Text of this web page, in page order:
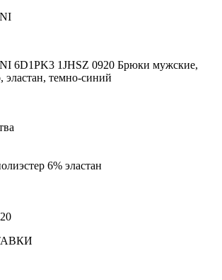
6D1PK3 1JHSZ 0920 Брюки мужские,
эластан, темно-синий
6% эластан